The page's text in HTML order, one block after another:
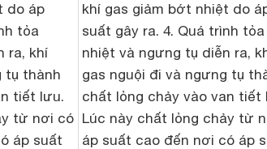
do áp
tỏa
ra, khí
tụ thành
tiết lưu.
từ nơi có
áp suất
khí gas giảm bớt nhiệt do
suất gây ra. 4. Quá trình tỏa
nhiệt và ngưng tụ diễn ra,
gas nguội đi và ngưng tụ
chất lỏng chảy vào van tiết
Lúc này chất lỏng chảy từ
áp suất cao đến nơi có áp